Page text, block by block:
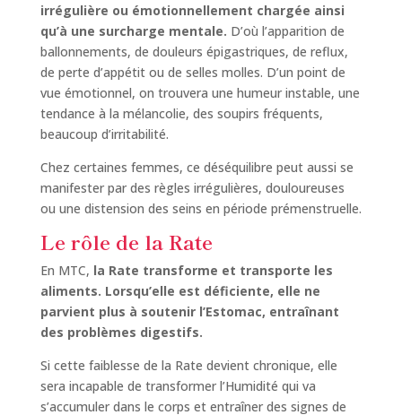
irrégulière ou émotionnellement chargée ainsi
qu’à une surcharge mentale. D’où l’apparition de
ballonnements, de douleurs épigastriques, de reflux,
de perte d’appétit ou de selles molles. D’un point de
vue émotionnel, on trouvera une humeur instable, une
tendance à la mélancolie, des soupirs fréquents,
beaucoup d’irritabilité.
Chez certaines femmes, ce déséquilibre peut aussi se
manifester par des règles irrégulières, douloureuses
ou une distension des seins en période prémenstruelle.
Le rôle de la Rate
En MTC, la Rate transforme et transporte les
aliments. Lorsqu’elle est déficiente, elle ne
parvient plus à soutenir l’Estomac, entraînant
des problèmes digestifs.
Si cette faiblesse de la Rate devient chronique, elle
sera incapable de transformer l’Humidité qui va
s’accumuler dans le corps et entraîner des signes de